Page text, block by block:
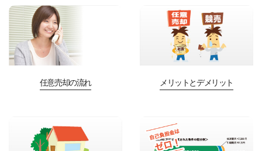
任意売却の流れ メリットとデメリット